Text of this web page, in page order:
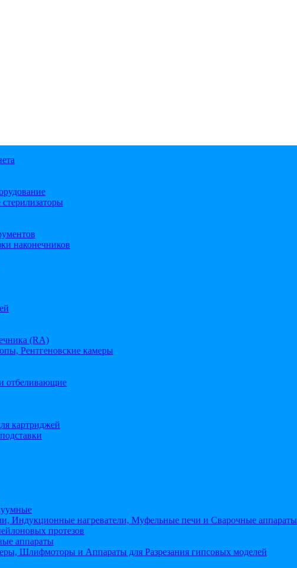
наконечников
(RA)
Рентгеновские камеры
отбеливающие
картриджей
Индукционные нагреватели, Муфельные печи и Сварочные аппараты
протезов
аппараты
Шлифмоторы и Аппараты для Разрезания гипсовых моделей